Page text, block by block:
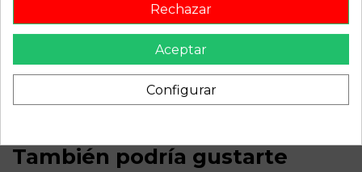
Recambio de rejilla delantera para mercedes bm serie 203
berlina | 0.00 - 0.06 bm serie 203 berlina | 0.00 - 0.06
referencia OEM IAM
También podría gustarte
Rechazar
Aceptar
Configurar